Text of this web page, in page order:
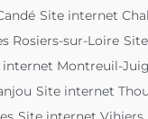
Site internet
Rosiers-sur-Loire
internet Montreuil-
Site internet